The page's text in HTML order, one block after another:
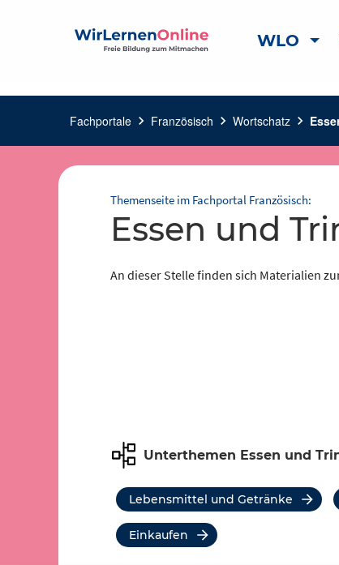
WLO
Fachportale chevron_right Französisch chevron_right Wortschatz chevron_right
Themenseite im Fachportal Französisch:
Essen und
An dieser Stelle finden sich Materialien
Unterthemen Essen und
Lebensmittel und Getränke
Einkaufen